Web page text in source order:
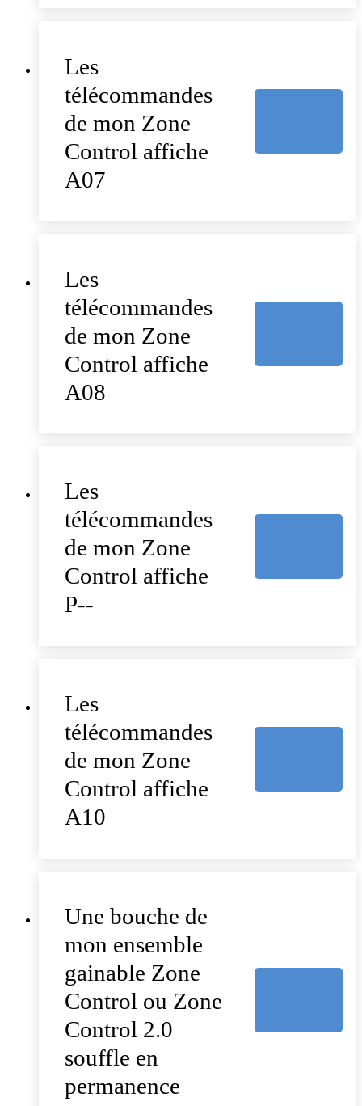
Les
télécommandes
de mon Zone
Control affiche
A07
Les
télécommandes
de mon Zone
Control affiche
A08
Les
télécommandes
de mon Zone
Control affiche
P--
Les
télécommandes
de mon Zone
Control affiche
A10
Une bouche de
mon ensemble
gainable Zone
Control ou Zone
Control 2.0
souffle en
permanence